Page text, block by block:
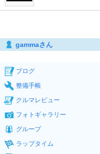
gammaさん
ブログ
整備手帳
クルマレビュー
フォトギャラリー
グループ
ラップタイム